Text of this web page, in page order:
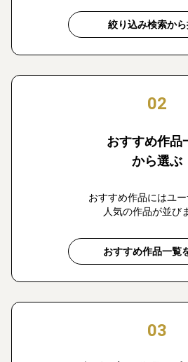
絞り込み検索か
02
おすすめ作品
から選ぶ
おすすめ作品にはユ
人気の作品が並び
おすすめ作品一覧
03